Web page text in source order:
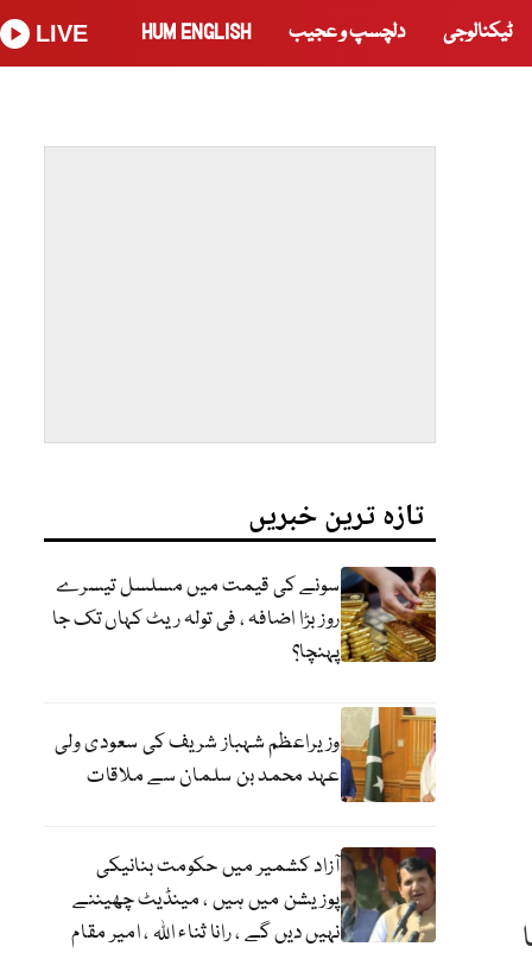
ٹیکنالوجی دلچسپ و عجیب HUM ENGLISH
LIVE
تازہ ترین خبریں
سونے کی قیمت میں مسلسل تیسرے
روز بڑا اضافہ ، فی تولہ ریٹ کہاں تک جا
پہنچا؟
وزیراعظم شہباز شریف کی سعودی ولی
عہد محمد بن سلمان سے ملاقات
آزاد کشمیر میں حکومت بنانیکی
پوزیشن میں ہیں ، مینڈیٹ چھیننے
نہیں دیں گے ، رانا ثناء اللہ ، امیر مقام